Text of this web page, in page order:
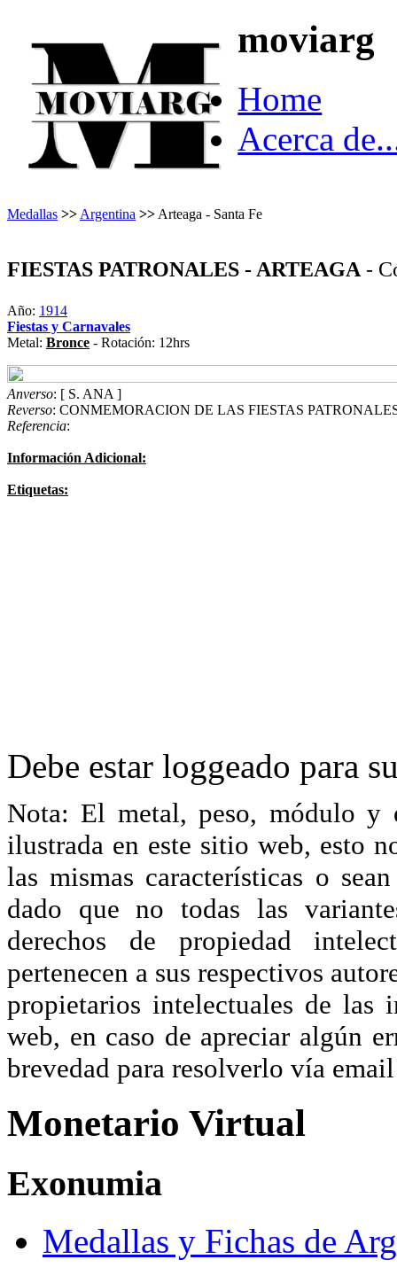
moviarg
Home
Acerca
Medallas >> Argentina >> Arteaga - Santa Fe
FIESTAS PATRONALES - ARTEAGA -
Año: 1914
Fiestas y Carnavales
Metal: Bronce - Rotación: 12hrs
Anverso: [ S. ANA ]
Reverso: CONMEMORACION DE LAS FIESTAS
Referencia:
Información Adicional:
Etiquetas:
Debe estar loggeado para
Nota: El metal, peso, módulo y
ilustrada en este sitio web, esto
las mismas características o
dado que no todas las
derechos de propiedad
pertenecen a sus respectivos
propietarios intelectuales de las
web, en caso de apreciar algún
brevedad para resolverlo vía
Monetario Virtual
Exonumia
Medallas y Fichas de